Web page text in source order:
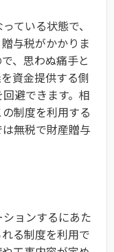
ている状態で、
与税がかかりま
、思わぬ痛手と
資金提供する側
避できます。相
制度を利用する
無税で財産贈与
ョンするにあた
る制度を利用で